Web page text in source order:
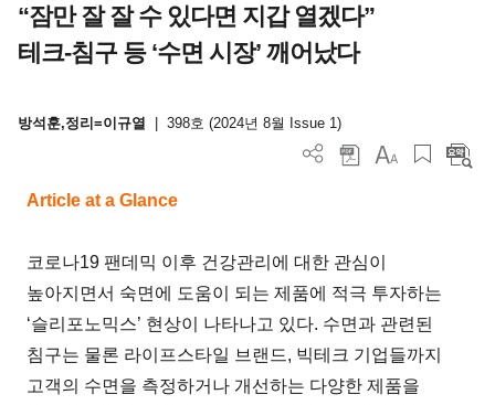
“잠만 잘 잘 수 있다면 지갑 열겠다”
테크-침구 등 ‘수면 시장’ 깨어났다
방석훈,정리=이규열 398호 (2024년 8월 Issue 1)
Article at a Glance
코로나19 팬데믹 이후 건강관리에 대한 관심이
높아지면서 숙면에 도움이 되는 제품에 적극 투자하는
‘슬리포노믹스’ 현상이 나타나고 있다. 수면과 관련된
침구는 물론 라이프스타일 브랜드, 빅테크 기업들까지
고객의 수면을 측정하거나 개선하는 다양한 제품을